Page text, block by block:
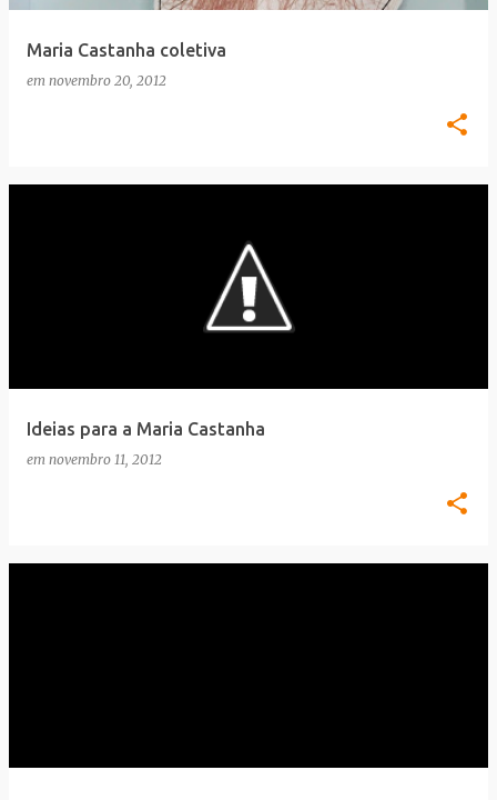
Maria Castanha coletiva
em novembro 20, 2012
Ideias para a Maria Castanha
em novembro 11, 2012